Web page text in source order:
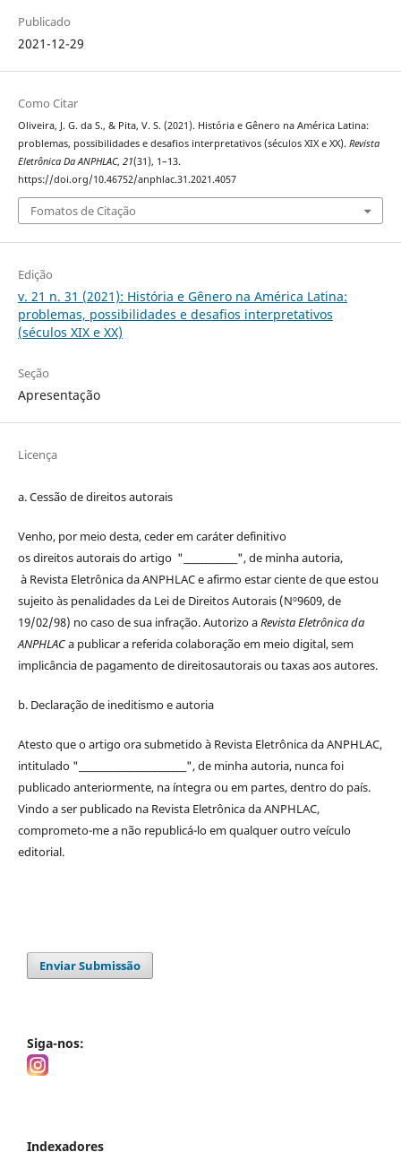
Publicado
2021-12-29
Como Citar
Oliveira, J. G. da S., & Pita, V. S. (2021). História e Gênero na América Latina:
problemas, possibilidades e desafios interpretativos (séculos XIX e XX). Revista
Eletrônica Da ANPHLAC, 21(31), 1–13.
https://doi.org/10.46752/anphlac.31.2021.4057
Fomatos de Citação
Edição
v. 21 n. 31 (2021): História e Gênero na América Latina:
problemas, possibilidades e desafios interpretativos
(séculos XIX e XX)
Seção
Apresentação
Licença
a. Cessão dedireitosautorais
Venho, por meio desta, ceder em caráter definitivo
osdireitosautoraisdo artigo "____________", de minha autoria,
à Revista Eletrônica da ANPHLACe afirmo estar ciente de que estou
sujeito às penalidades da Lei de DireitosAutorais(Nº9609, de
19/02/98) no caso de sua infração. Autorizo aRevista Eletrônica da
ANPHLACa publicar a referida colaboração em meio digital, sem
implicância de pagamento dedireitosautoraisou taxas aos autores.
b. Declaração de ineditismo e autoria
Atesto que o artigo ora submetido à Revista Eletrônica da ANPHLAC,
intitulado "________________________", de minha autoria, nunca foi
publicado anteriormente, na íntegra ou em partes, dentrodo país.
Vindo a ser publicado na Revista Eletrônica da ANPHLAC,
comprometo-me a não republicá-lo em qualquer outro veículo
editorial.
Enviar Submissão
Siga-nos:
Indexadores